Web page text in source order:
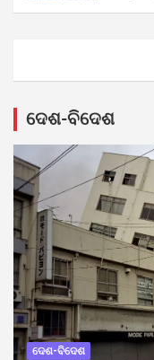
ଦେଶ-ବିଦେଶ
ଦେଶ-ବିଦେଶ